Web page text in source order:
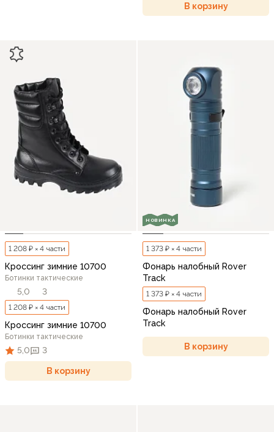
В корзину
1 208 ₽ × 4 части
Кроссинг зимние 10700
Ботинки тактические
5,0 3
1 208 ₽ × 4 части
Кроссинг зимние 10700
Ботинки тактические
5,0 3
В корзину
НОВИНКА
1 373 ₽ × 4 части
Фонарь налобный Rover
Track
1 373 ₽ × 4 части
Фонарь налобный Rover
Track
В корзину